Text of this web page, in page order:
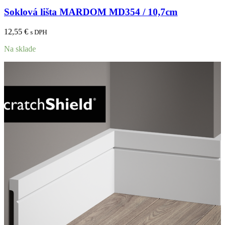
Soklová lišta MARDOM MD354 / 10,7cm
12,55 € s DPH
Na sklade